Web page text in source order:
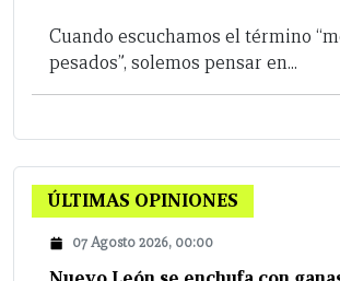
Cuando escuchamos el término
pesados”, solemos pensar en...
ÚLTIMAS OPINIONES
07 Agosto 2026, 00:00